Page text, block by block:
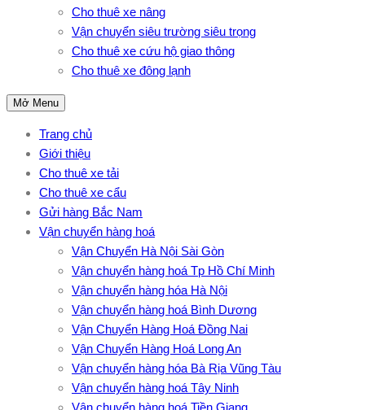
Cho thuê xe nâng
Vận chuyển siêu trường siêu trọng
Cho thuê xe cứu hộ giao thông
Cho thuê xe đông lạnh
Mở Menu
Trang chủ
Giới thiệu
Cho thuê xe tải
Cho thuê xe cẩu
Gửi hàng Bắc Nam
Vận chuyển hàng hoá
Vận Chuyển Hà Nội Sài Gòn
Vận chuyển hàng hoá Tp Hồ Chí Minh
Vận chuyển hàng hóa Hà Nội
Vận chuyển hàng hoá Bình Dương
Vận Chuyển Hàng Hoá Đồng Nai
Vận Chuyển Hàng Hoá Long An
Vận chuyển hàng hóa Bà Rịa Vũng Tàu
Vận chuyển hàng hoá Tây Ninh
Vận chuyển hàng hoá Tiền Giang